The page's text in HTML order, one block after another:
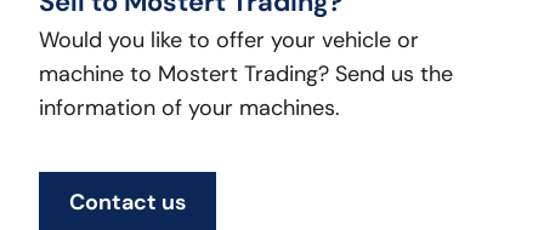
Would you like to offer your vehicle or
machine to Mostert Trading? Send us the
information of your machines.
Contact us